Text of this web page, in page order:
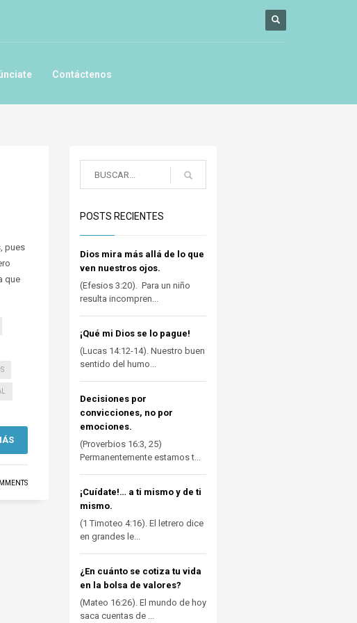
Contáctenos
pues
que
POSTS RECIENTES
Dios mira más allá de lo que
ven nuestros ojos.
(Efesios 3:20). Para un niño
resulta incompren...
¡Qué mi Dios se lo pague!
(Lucas 14:12-14). Nuestro buen
sentido del humo...
Decisiones por
convicciones, no por
emociones.
(Proverbios 16:3, 25)
Permanentemente estamos t...
¡Cuídate!… a ti mismo y de ti
mismo.
(1 Timoteo 4:16). El letrero dice
en grandes le...
¿En cuánto se cotiza tu vida
en la bolsa de valores?
(Mateo 16:26). El mundo de hoy
saca cuentas de ...